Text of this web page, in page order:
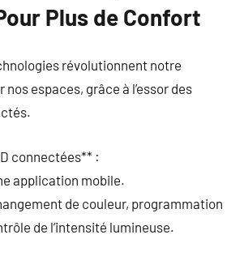
Plus de Confort
révolutionnent notre
nos espaces, grâce à l’essor des
connectées** :
application mobile.
de couleur, programmation
de l’intensité lumineuse.